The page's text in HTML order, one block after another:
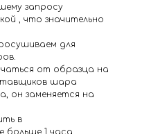
запросу
, что значительно
для
от образца на
шара
он заменяется на
в
больше 1 часа